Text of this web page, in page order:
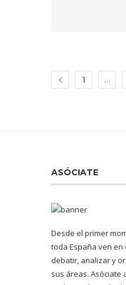
1 …
ASÓCIATE
Desde el primer
toda España ven
debatir, analizar y
sus áreas. Asóciate